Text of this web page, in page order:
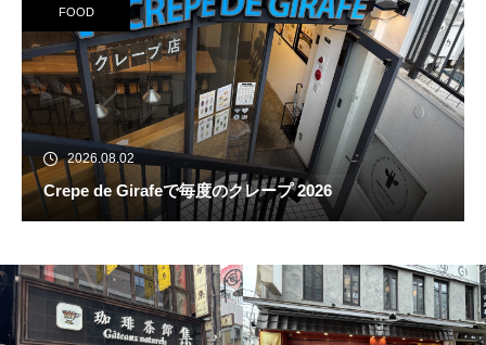
FOOD
2026.08.02
Crepe de Girafeで毎度のクレープ 2026